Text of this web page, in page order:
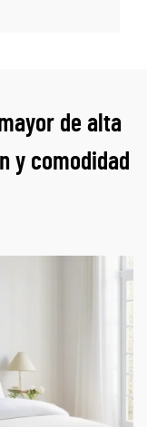
de alta
y comodidad